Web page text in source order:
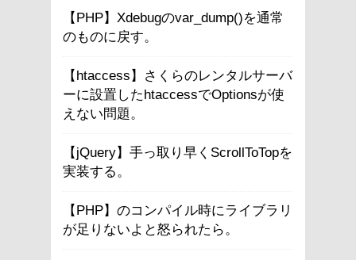
【PHP】Xdebugのvar_dump()を通常
のものに戻す。
【htaccess】さくらのレンタルサーバ
ーに設置したhtaccessでOptionsが使
えない問題。
【jQuery】手っ取り早くScrollToTopを
実装する。
【PHP】のコンパイル時にライブラリ
が足りないよと怒られたら。